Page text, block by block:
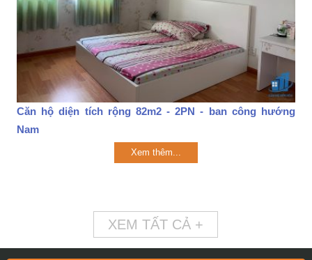
Căn hộ diện tích rộng 82m2 - 2PN - ban công hướng
Nam
Xem thêm...
XEM TẤT CẢ +